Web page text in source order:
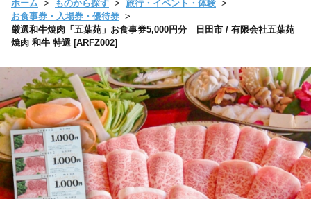
ホーム ものから探す
旅行・イベント・体験
お食事券・入場券・優待券
厳選和牛焼肉「五葉苑」お食事券5,000円分 日田市 / 有限会社五葉苑
焼肉 和牛 特選 [ARFZ002]